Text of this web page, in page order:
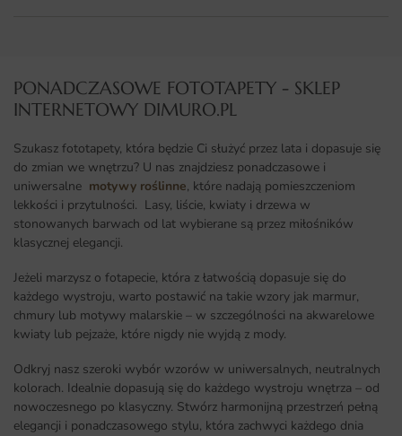
PONADCZASOWE FOTOTAPETY - SKLEP
INTERNETOWY DIMURO.PL​
Szukasz fototapety, która będzie Ci służyć przez lata i dopasuje się
do zmian we wnętrzu? U nas znajdziesz ponadczasowe i
uniwersalne motywy roślinne, które nadają pomieszczeniom
lekkości i przytulności. Lasy, liście, kwiaty i drzewa w
stonowanych barwach od lat wybierane są przez miłośników
klasycznej elegancji.
Jeżeli marzysz o fotapecie, która z łatwością dopasuje się do
każdego wystroju, warto postawić na takie wzory jak marmur,
chmury lub motywy malarskie – w szczególności na akwarelowe
kwiaty lub pejzaże, które nigdy nie wyjdą z mody.
Odkryj nasz szeroki wybór wzorów w uniwersalnych, neutralnych
kolorach. Idealnie dopasują się do każdego wystroju wnętrza – od
nowoczesnego po klasyczny. Stwórz harmonijną przestrzeń pełną
elegancji i ponadczasowego stylu, która zachwyci każdego dnia